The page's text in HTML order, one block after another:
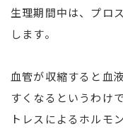
生理期間中は、プロ
します。
血管が収縮すると血
すくなるというわけ
トレスによるホルモ